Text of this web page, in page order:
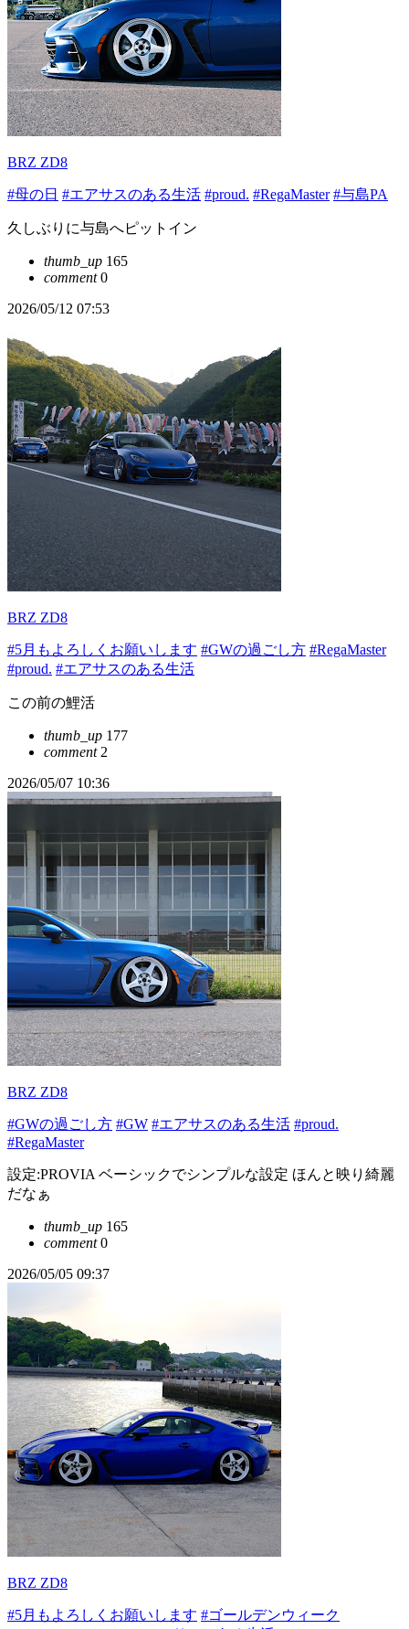
BRZ ZD8
#母の日 #エアサスのある生活 #proud. #RegaMaster #与島PA
久しぶりに与島へピットイン
thumb_up 165
comment0
2026/05/12 07:53
BRZ ZD8
#5月もよろしくお願いします #GWの過ごし方 #RegaMaster
#proud. #エアサスのある生活
この前の鯉活
thumb_up 177
comment2
2026/05/07 10:36
BRZ ZD8
#GWの過ごし方 #GW #エアサスのある生活 #proud.
#RegaMaster
設定:PROVIA ベーシックでシンプルな設定 ほんと映り綺麗
だなぁ
thumb_up 165
comment0
2026/05/05 09:37
BRZ ZD8
#5月もよろしくお願いします #ゴールデンウィーク